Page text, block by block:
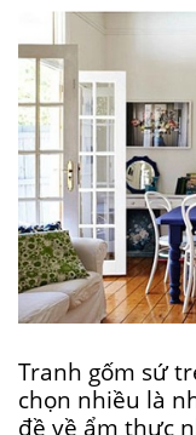
Tranh gốm sứ
chọn nhiều là
đề về ẩm thực